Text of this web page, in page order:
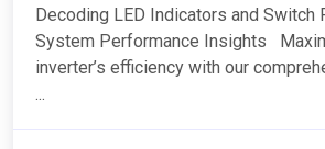
Decoding LED Indicators and
System Performance Insights
inverter’s efficiency with our
...